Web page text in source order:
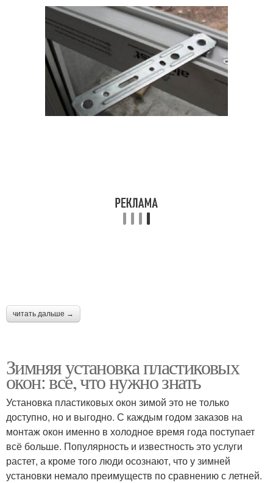
читать дальше →
Зимняя установка пластиковых
окон: все, что нужно знать
Установка пластиковых окон зимой это не только
доступно, но и выгодно. С каждым годом заказов на
монтаж окон именно в холодное время года поступает
всё больше. Популярность и известность это услуги
растет, а кроме того люди осознают, что у зимней
установки немало преимуществ по сравнению с летней.